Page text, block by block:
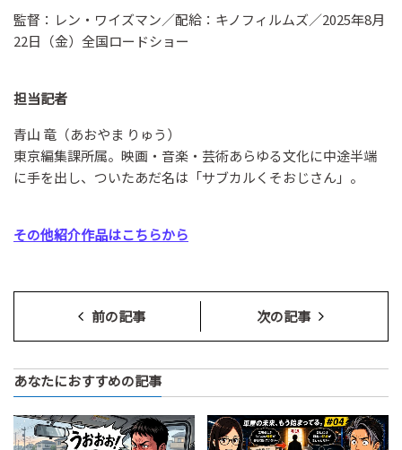
監督：レン・ワイズマン／配給：キノフィルムズ／2025年8月
22日（金）全国ロードショー
担当記者
青山 竜（あおやま りゅう）
東京編集課所属。映画・音楽・芸術あらゆる文化に中途半端
に手を出し、ついたあだ名は「サブカルくそおじさん」。
その他紹介作品はこちらから
前の記事 次の記事
あなたにおすすめの記事